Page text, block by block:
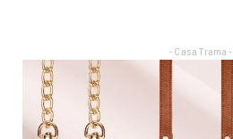
- Casa Trama -